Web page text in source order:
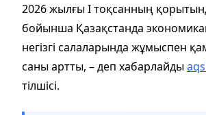
2026 жылғы I тоқсанның
бойынша Қазақстанда
негізгі салаларында жұмыспен
саны артты, – деп хабарлайды
тілшісі.